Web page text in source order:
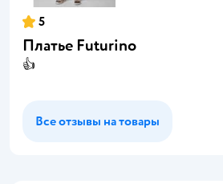
5
Платье Futurino
👍
Все отзывы на товары